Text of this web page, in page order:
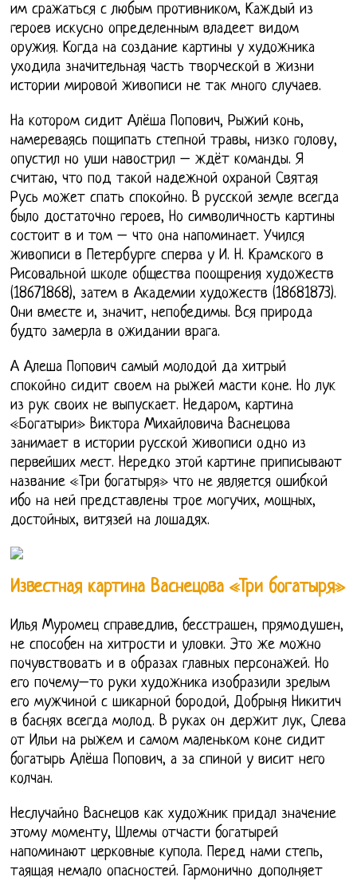
им сражаться с любым противником, Каждый из
героев искусно определенным владеет видом
оружия. Когда на создание картины у художника
уходила значительная часть творческой в жизни
истории мировой живописи не так много случаев.
На котором сидит Алёша Попович, Рыжий конь,
намереваясь пощипать степной травы, низко голову,
опустил но уши навострил – ждёт команды. Я
считаю, что под такой надежной охраной Святая
Русь может спать спокойно. В русской земле всегда
было достаточно героев, Но символичность картины
состоит в и том – что она напоминает. Учился
живописи в Петербурге сперва у И. Н. Крамского в
Рисовальной школе общества поощрения художеств
(18671868), затем в Академии художеств (18681873).
Они вместе и, значит, непобедимы. Вся природа
будто замерла в ожидании врага.
А Алеша Попович самый молодой да хитрый
спокойно сидит своем на рыжей масти коне. Но лук
из рук своих не выпускает. Недаром, картина
«Богатыри» Виктора Михайловича Васнецова
занимает в истории русской живописи одно из
первейших мест. Нередко этой картине приписывают
название «Три богатыря» что не является ошибкой
ибо на ней представлены трое могучих, мощных,
достойных, витязей на лошадях.
Известная картина Васнецова «Три богатыря»
Илья Муромец справедлив, бесстрашен, прямодушен,
не способен на хитрости и уловки. Это же можно
почувствовать и в образах главных персонажей. Но
его почему–то руки художника изобразили зрелым
его мужчиной с шикарной бородой, Добрыня Никитич
в баснях всегда молод. В руках он держит лук, Слева
от Ильи на рыжем и самом маленьком коне сидит
богатырь Алёша Попович, а за спиной у висит него
колчан.
Неслучайно Васнецов как художник придал значение
этому моменту, Шлемы отчасти богатырей
напоминают церковные купола. Перед нами степь,
таящая немало опасностей. Гармонично дополняет